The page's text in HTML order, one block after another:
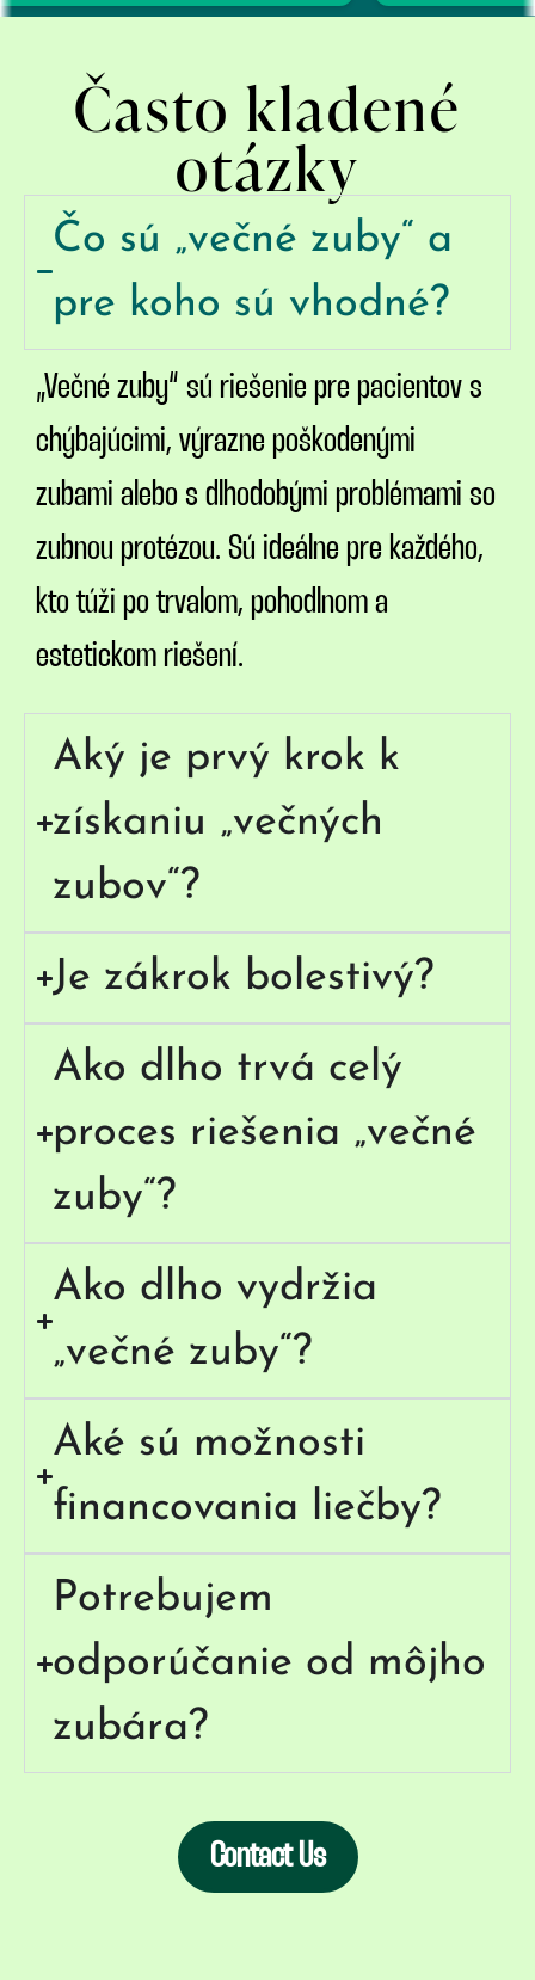
Často kladené
otázky
Čo sú „večné zuby“ a
pre koho sú vhodné?
„Večné zuby“ sú riešenie pre pacientov s
chýbajúcimi, výrazne poškodenými
zubami alebo s dlhodobými problémami so
zubnou protézou. Sú ideálne pre každého,
kto túži po trvalom, pohodlnom a
estetickom riešení.
Aký je prvý krok k
získaniu „večných
zubov“?
Je zákrok bolestivý?
Ako dlho trvá celý
proces riešenia „večné
zuby“?
Ako dlho vydržia
„večné zuby“?
Aké sú možnosti
financovania liečby?
Potrebujem
odporúčanie od môjho
zubára?
Contact Us